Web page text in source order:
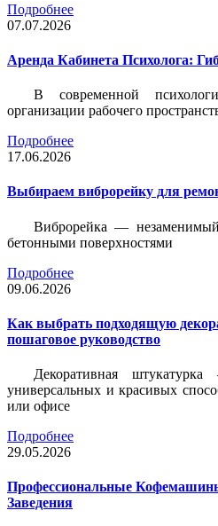
Подробнее
07.07.2026
Аренда Кабинета Психолога:
В современной
организации рабочего
Подробнее
17.06.2026
Выбираем виброрейку для
Виброрейка —
бетонными поверхностями
Подробнее
09.06.2026
Как выбрать подходящую
пошаговое руководство
Декоративная
универсальных и красивых
или офисе
Подробнее
29.05.2026
Профессиональные
Заведения